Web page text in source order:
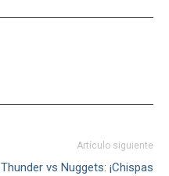
Artículo siguiente
Thunder vs Nuggets: ¡Chispas